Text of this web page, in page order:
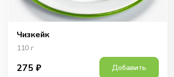
Чизкейк
110 г
275 ₽ Добавить